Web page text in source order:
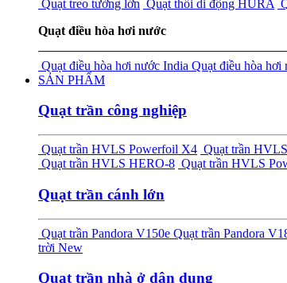
Quạt treo tường lớn Quạt thổi di động HURA
Quạt điều hòa hơi nước
Quạt điều hòa hơi nước India Quạt điều hòa hơi
SẢN PHẨM
Quạt trần công nghiệp
Quạt trần HVLS Powerfoil X4 Quạt trần
Quạt trần HVLS HERO-8 Quạt trần HVLS
Quạt trần cánh lớn
Quạt trần Pandora V150e Quạt trần Pandora
trời New
Quạt trần nhà ở dân dụng